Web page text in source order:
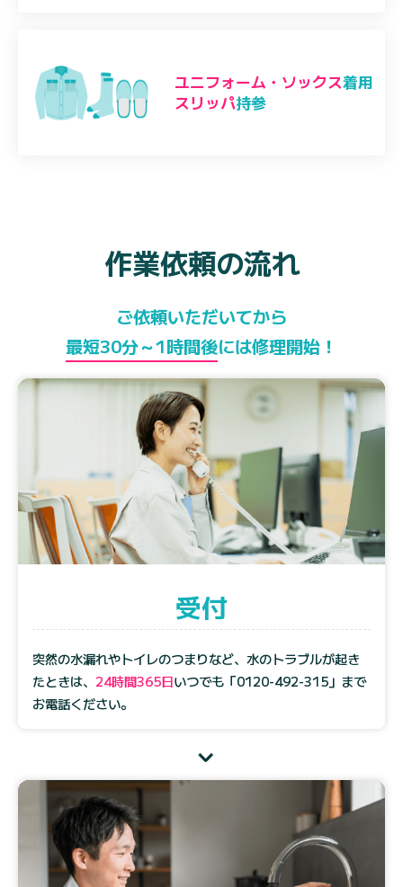
ユニフォーム・ソックス着用
スリッパ持参
作業依頼の流れ
ご依頼いただいてから
最短30分～1時間後には修理開始！
受付
突然の水漏れやトイレのつまりなど、水のトラブルが起き
たときは、 24時間365日いつでも 「0120-492-315」 まで
お電話ください。